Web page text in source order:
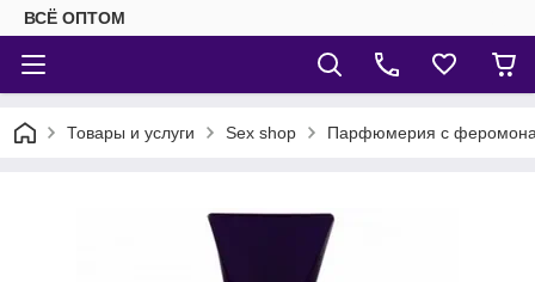
ВСЁ ОПТОМ
Товары и услуги Sex shop Парфюмерия с